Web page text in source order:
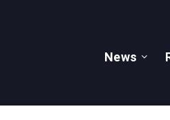
News